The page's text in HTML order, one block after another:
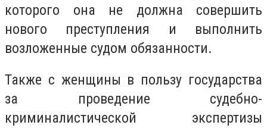
которого она не должна совершить
нового преступления и выполнить
возложенные судом обязанности.
Также с женщины в пользу государства
за проведение судебно-
криминалистической экспертизы